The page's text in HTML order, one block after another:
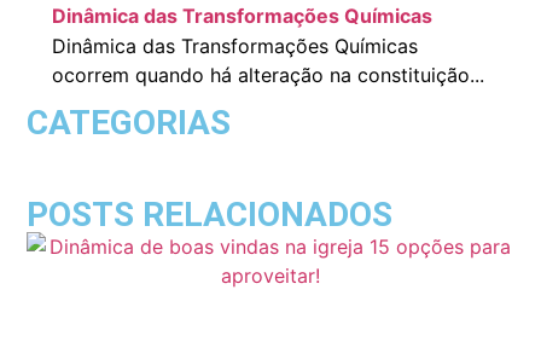
Dinâmica das Transformações Químicas
Dinâmica das Transformações Químicas
ocorrem quando há alteração na constituição...
CATEGORIAS
POSTS RELACIONADOS